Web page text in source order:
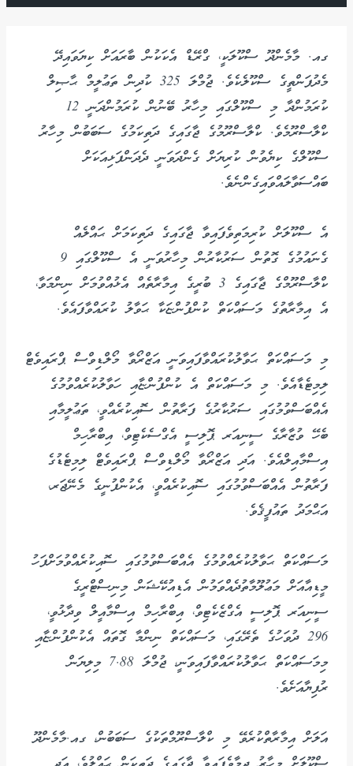
ގއ. މާމެންދޫ ސްކޫލަކީ، ގްރޭޑް އެކަކުން ބާރައަށް ކިޔަވައިދޭ
މެދުފަންތީގެ ސްކޫލެކެވެ. ޖުމްލަ 325 ކުދިން ތަޢުލީމް ޙާޞިލް
ކުރަމުންދާ މި ސްކޫލްގައި މިހާރު ބޭނުން ކުރަމުންދަނީ 12
ކްލާސްރޫމެވެ. ކްލާސްރޫމުގެ ޖާގައިގެ ދަތިކަމުގެ ސަބަބުން މިހާރު
ސްކޫލްގެ ކިޔެވުން ކުރިޔަށް ގެންދަވަނީ ދެދަންފަޅިއަކަށް
ބައްސަވާލައްވައިގެންނެވެ.
އެ ސްކޫލަށް ކުރިމަތިވެފައިވާ ޖާގައިގެ ދަތިކަމަށް ޙައްލެއް
ގެނައުމުގެ ގޮތުން ސަރުކާރުން މިހާރުވަނީ އެ ސްކޫލްގައި 9
ކްލާސްރޫމްގެ ޖާގައިގެ 3 ބުރީގެ އިމާރާތެއް އެޅުއްވުމަށް ނިންމަވާ،
އެ އިމާރާތުގެ މަސައްކަތް ކުންފުންޏަކާ ޙަވާލު ކުރައްވާފައެވެ.
މި މަސައްކަތް ޙަވާލުކުރައްވާފައިވަނީ އަޒްރޯވާ މޯލްޑިވްސް ޕްރައިވެޓް
ލިމިޓެޑާއެވެ. މި މަސައްކަތް އެ ކުންފުންޏާއި ހަވާލުކުރެއްވުމުގެ
އެއްބަސްވުމުގައި ސަރުކާރުގެ ފަރާތުން ސޮއިކުރެއްވީ، ތަޢުލީމާއި
ބެހޭ ވުޒާރާގެ ސީނިއަރ ޕޮލިސީ އެގްސެކެޓިވް، އިބްރާހިމް
އިސްމާއިލްއެވެ. އަދި އަޒްރޯވާ މޯލްޑިވްސް ޕްރައިވެޓް ލިމިޓެޑުގެ
ފަރާތުން އެއްބަސްވުމުގައި ސޮއިކުރެއްވީ، އެކުންފުނީގެ މެނޭޖަރ،
އަޙްމަދު ތައުފީޤެވެ.
މަސައްކަތް ޙަވާލުކުރެއްވުމުގެ އެއްބަސްވުމުގައި ސޮއިކުރެއްވުމަށްފަހު
މީޑިއާއަށް މަޢުލޫމާތުދެއްވަމުން އެޑިއުކޭޝަން މިނިސްޓްރީގެ
ސީނިއަރ ޕޮލިސީ އެގްޒެކެޓިވް، އިބްރާހިމް އިސްމާއީލް ވިދާޅުވީ،
296 ދުވަހުގެ ތެރޭގައި، މަސައްކަތް ނިންމާ ގޮތައް އެކުންފުންޏާއި
މިމަސައްކަތް ޙަވާލުކުރައްވާފައިވަނީ، ޖުމްލަ 7.88 މިލިޔަން
ރުފިޔާއަށެވެ.
އަލަށް އިމާރާތްކުރެވޭ މި ކްލާސްރޫމްތަކުގެ ސަބަބުން، ގއ.މާމެންދޫ